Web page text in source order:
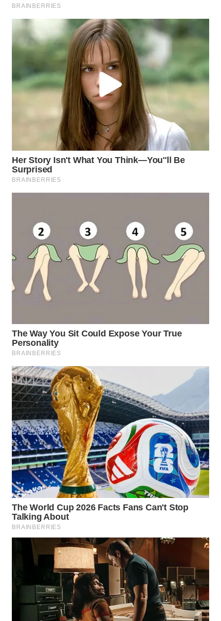
DEPOK
WN
LAWAS
WN
CIANJUR
WN
KEPULAUAN
SERIBU
WN
BINJAI
WN
CIREBON
WN
INDRAMAYU
WN
KUNINGAN
WN
MAJALENGKA
WN
SUBANG
WN
SUKABUMI
WN
PURWAKARTA